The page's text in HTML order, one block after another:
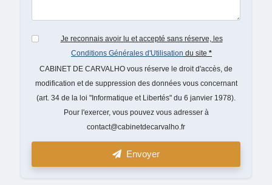
Je reconnais avoir lu et accepté sans réserve, les
Conditions Générales d'Utilisation du site *
CABINET DE CARVALHO vous réserve le droit d'accès, de
modification et de suppression des données vous concernant
(art. 34 de la loi "Informatique et Libertés" du 6 janvier 1978).
Pour l'exercer, vous pouvez vous adresser à
contact@cabinetdecarvalho.fr
Envoyer